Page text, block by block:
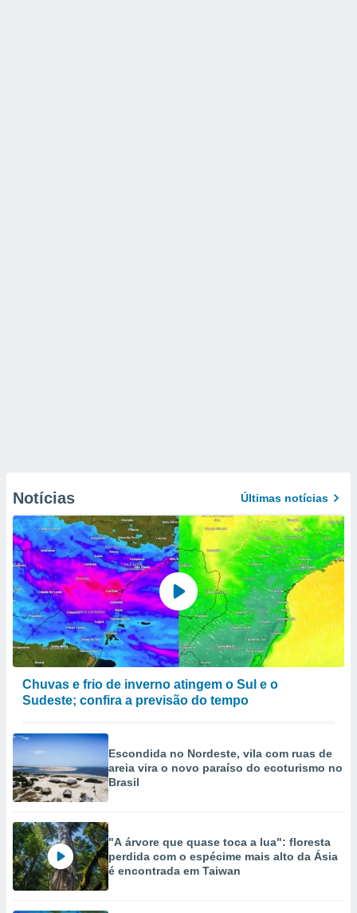
Notícias Últimas notícias
Chuvas e frio de inverno atingem o Sul e o
Sudeste; confira a previsão do tempo
Escondida no Nordeste, vila com ruas de
areia vira o novo paraíso do ecoturismo no
Brasil
"A árvore que quase toca a lua": floresta
perdida com o espécime mais alto da Ásia
é encontrada em Taiwan